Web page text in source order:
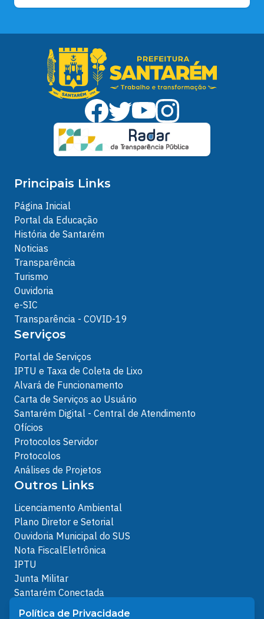
Principais Links
Página Inicial
Portal da Educação
História de Santarém
Noticias
Transparência
Turismo
Ouvidoria
e-SIC
Transparência - COVID-19
Serviços
Portal de Serviços
IPTU e Taxa de Coleta de Lixo
Alvará de Funcionamento
Carta de Serviços ao Usuário
Santarém Digital - Central de Atendimento
Ofícios
Protocolos Servidor
Protocolos
Análises de Projetos
Outros Links
Licenciamento Ambiental
Plano Diretor e Setorial
Ouvidoria Municipal do SUS
Nota FiscalEletrônica
IPTU
Junta Militar
Santarém Conectada
Política de Privacidade
Política de Privacidade